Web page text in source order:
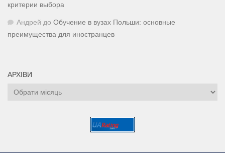
критерии выбора
Андрей до Обучение в вузах Польши: основные
преимущества для иностранцев
АРХІВИ
Архіви